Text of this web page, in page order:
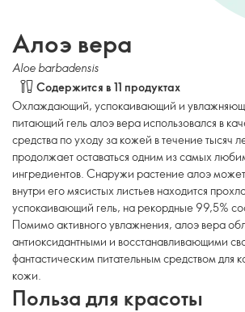
Алоэ вера
Aloe barbadensis
Содержится в 11 продуктах
Охлаждающий, успокаивающий и
питающий гель алоэ вера использовался в
средства по уходу за кожей в течение тысяч
продолжает оставаться одним из самых
ингредиентов. Снаружи растение алоэ
внутри его мясистых листьев находится
успокаивающий гель, на рекордные 99,5%
Помимо активного увлажнения, алоэ вера
антиоксидантными и восстанавливающими
фантастическим питательным средством для
кожи.
Польза для красоты